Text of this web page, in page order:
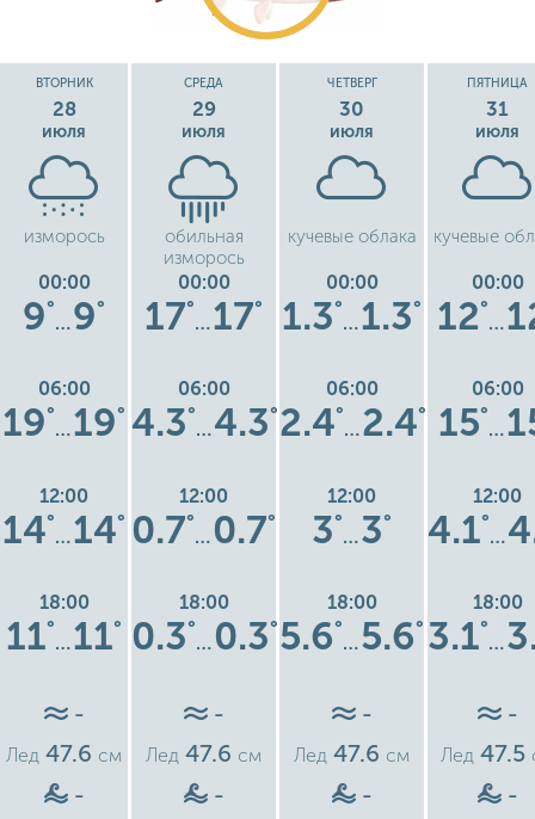
ВТОРНИК
28
июля
изморось
00:00
9°
…9°
06:00
19°
…19°
12:00
14°
…14°
18:00
11°
…11°
-
Лед 47.6 см
-
СРЕДА
29
июля
обильная
изморось
00:00
17°
…17°
06:00
4.3°
…4.3°
12:00
0.7°
…0.7°
18:00
0.3°
…0.3°
-
Лед 47.6 см
-
ЧЕТВЕРГ
30
июля
кучевые облака
00:00
1.3°
…1.3°
06:00
2.4°
…2.4°
12:00
3°
…3°
18:00
5.6°
…5.6°
-
Лед 47.6 см
-
ПЯТНИЦА
31
июля
кучевые
00:00
12°
…
06:00
15°
…
12:00
4.1°
…
18:00
3.1°
…
-
Лед 47.5
-